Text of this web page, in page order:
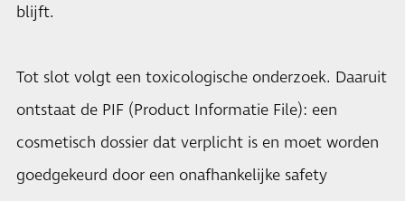
blijft.
Tot slot volgt een toxicologische onderzoek. Daaruit
ontstaat de PIF (Product Informatie File): een
cosmetisch dossier dat verplicht is en moet worden
goedgekeurd door een onafhankelijke safety